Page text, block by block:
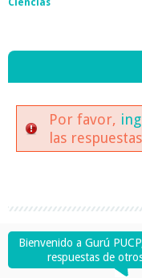
Ciencias
Por favor,
las
Bienvenido a Gurú
respuestas de